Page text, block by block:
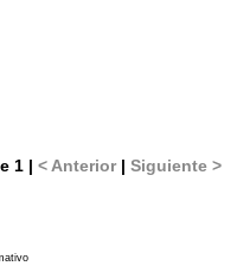
1 |< Anterior|Siguiente >